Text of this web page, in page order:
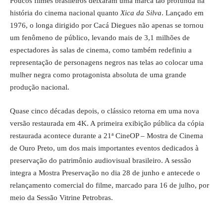
história do cinema nacional quanto Xica da Silva. Lançado em
1976, o longa dirigido por Cacá Diegues não apenas se tornou
um fenômeno de público, levando mais de 3,1 milhões de
espectadores às salas de cinema, como também redefiniu a
representação de personagens negros nas telas ao colocar uma
mulher negra como protagonista absoluta de uma grande
produção nacional.
Quase cinco décadas depois, o clássico retorna em uma nova
versão restaurada em 4K. A primeira exibição pública da cópia
restaurada acontece durante a 21ª CineOP – Mostra de Cinema
de Ouro Preto, um dos mais importantes eventos dedicados à
preservação do patrimônio audiovisual brasileiro. A sessão
integra a Mostra Preservação no dia 28 de junho e antecede o
relançamento comercial do filme, marcado para 16 de julho, por
meio da Sessão Vitrine Petrobras.